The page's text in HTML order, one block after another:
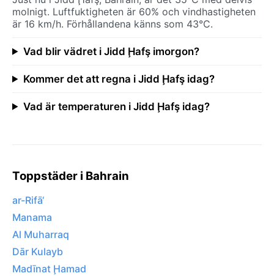
molnigt. Luftfuktigheten är 60% och vindhastigheten
är 16 km/h. Förhållandena känns som 43°C.
Vad blir vädret i Jidd Ḩafş imorgon?
Kommer det att regna i Jidd Ḩafş idag?
Vad är temperaturen i Jidd Ḩafş idag?
Toppstäder i Bahrain
ar-Rifā‘
Manama
Al Muharraq
Dār Kulayb
Madīnat Ḩamad